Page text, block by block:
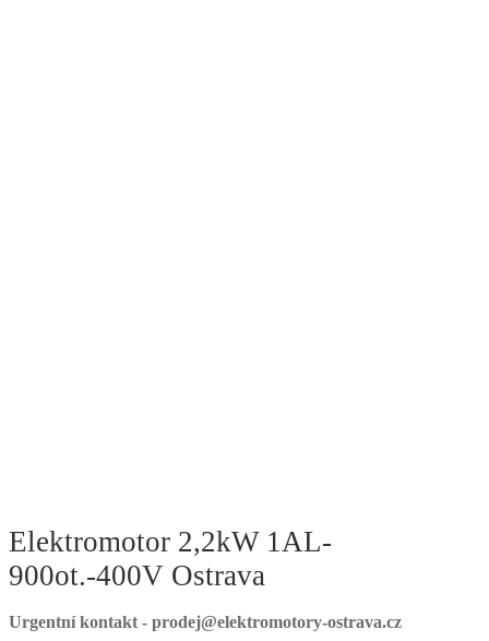
Elektromotor 2,2kW 1AL-
900ot.-400V Ostrava
Urgentní kontakt - prodej@elektromotory-ostrava.cz